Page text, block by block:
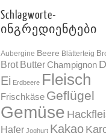
Schlagworte-
ინგრედიენტები
Aubergine Beere Blätterteig
Brot ButterChampignon
Ei Erdbeere Fleisch
Frischkäse Geflügel
Gemüse
Hafer Joghurt Kakao